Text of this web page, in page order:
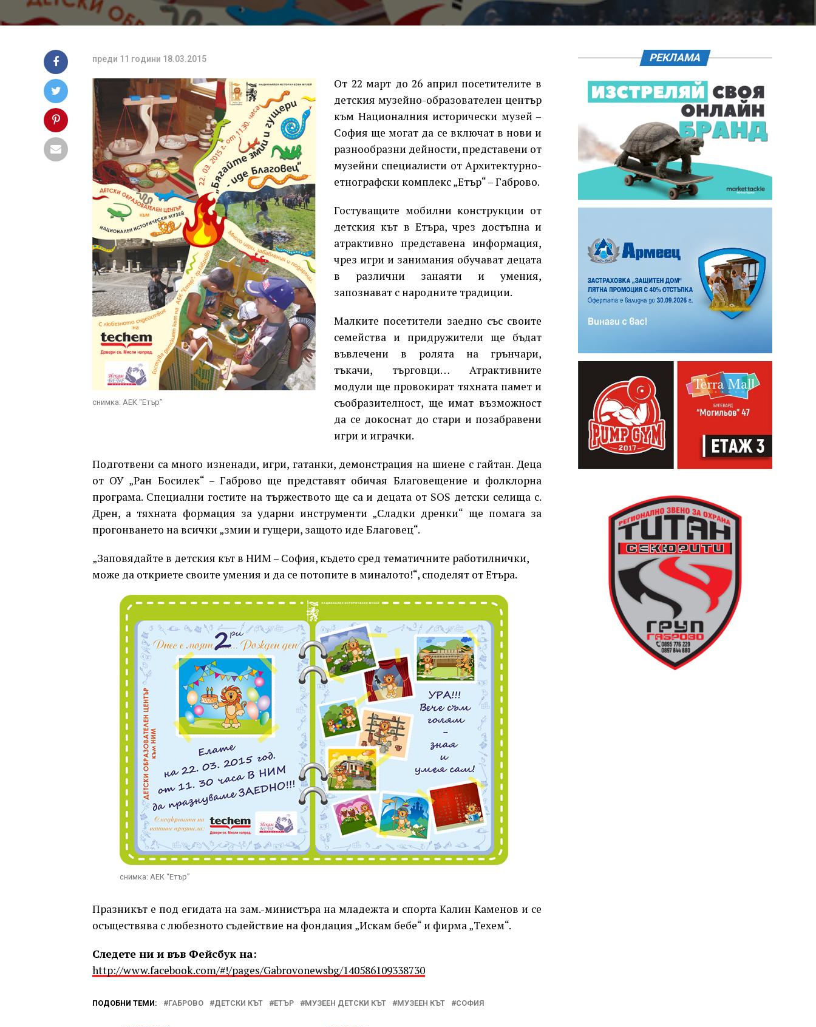
преди 11 години 18.03.2015
снимка: АЕК “Етър”
От 22 март до 26 април посетителите в
детския музейно-образователен център
към Националния исторически музей –
София ще могат да се включат в нови и
разнообразни дейности, представени от
музейни специалисти от Архитектурно-
етнографски комплекс „Етър“ – Габрово.
Гостуващите мобилни конструкции от
детския кът в Етъра, чрез достъпна и
атрактивно представена информация,
чрез игри и занимания обучават децата
в различни занаяти и умения,
запознават с народните традиции.
Малките посетители заедно със своите
семейства и придружители ще бъдат
въвлечени в ролята на грънчари,
тъкачи, търговци… Атрактивните
модули ще провокират тяхната памет и
съобразителност, ще имат възможност
да се докоснат до стари и позабравени
игри и играчки.
Подготвени са много изненади, игри, гатанки, демонстрация на шиене с гайтан. Деца
от ОУ „Ран Босилек“ – Габрово ще представят обичая Благовещение и фолклорна
програма. Специални гостите на тържеството ще са и децата от SOS детски селища с.
Дрен, а тяхната формация за ударни инструменти „Сладки дренки“ ще помага за
прогонването на всички „змии и гущери, защото иде Благовец“.
„Заповядайте в детския кът в НИМ – София, където сред тематичните работилнички,
може да откриете своите умения и да се потопите в миналото!“, споделят от Етъра.
снимка: АЕК “Етър”
Празникът е под егидата на зам.-министъра на младежта и спорта Калин Каменов и се
осъществява с любезното съдействие на фондация „Искам бебе“ и фирма „Техем“.
Следете ни и във Фейсбук на:
http://www.facebook.com/#!/pages/Gabrovonewsbg/140586109338730
ПОДОБНИ ТЕМИ: ГАБРОВО ДЕТСКИ КЪТ ЕТЪР МУЗЕЕН ДЕТСКИ КЪТ МУЗЕЕН КЪТ СОФИЯ
РЕКЛАМА